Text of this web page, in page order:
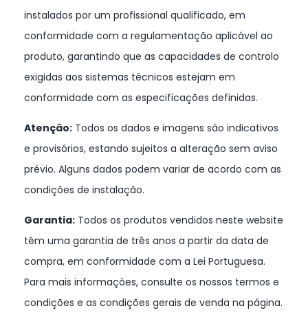
instalados por um profissional qualificado, em
conformidade com a regulamentação aplicável ao
produto, garantindo que as capacidades de controlo
exigidas aos sistemas técnicos estejam em
conformidade com as especificações definidas.
Atenção: Todos os dados e imagens são indicativos
e provisórios, estando sujeitos a alteração sem aviso
prévio. Alguns dados podem variar de acordo com as
condições de instalação.
Garantia: Todos os produtos vendidos neste website
têm uma garantia de três anos a partir da data de
compra, em conformidade com a Lei Portuguesa.
Para mais informações, consulte os nossos termos e
condições e as condições gerais de venda na página.